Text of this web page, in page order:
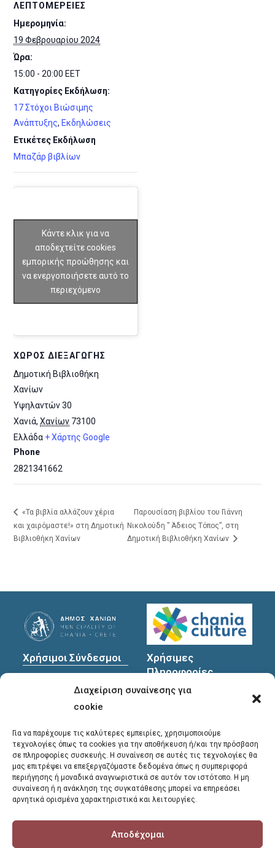
Διαχείριση συναίνεσης για
cookie
Για να παρέχουμε τις καλύτερες εμπειρίες, χρησιμοποιούμε
τεχνολογίες όπως τα cookies για την αποθήκευση ή/και την πρόσβαση
σε πληροφορίες συσκευής. Η συναίνεση σε αυτές τις τεχνολογίες θα
μας επιτρέψει να επεξεργαζόμαστε δεδομένα όπως η συμπεριφορά
περιήγησης ή μοναδικά αναγνωριστικά σε αυτόν τον ιστότοπο. Η μη
συναίνεση ή η ανάκληση της συγκατάθεσης μπορεί να επηρεάσει
αρνητικά ορισμένα χαρακτηριστικά και λειτουργίες.
Αποδέχομαι
ΛΕΠΤΟΜΈΡΕΙΕΣ
Ημερομηνία:
19 Φεβρουαρίου 2024
Ώρα:
15:00 - 20:00 EET
Κατηγορίες Εκδήλωση:
17 Στόχοι Βιώσιμης
Ανάπτυξης, Εκδηλώσεις
Ετικέτες Εκδήλωση
Μπαζάρ βιβλίων
ΧΏΡΟΣ ΔΙΕΞΑΓΩΓΉΣ
Δημοτική Βιβλιοθήκη
Χανίων
Υψηλαντών 30
Χανιά, Χανίων 73100
Ελλάδα + Χάρτης Google
Phone
2821341662
Κάντε κλικ για να
αποδεχτείτε cookies
εμπορικής προώθησης και
να ενεργοποιήσετε αυτό το
περιεχόμενο
«Τα βιβλία αλλάζουν χέρια
και χαιρόμαστε!» στη Δημοτική
Βιβλιοθήκη Χανίων
Παρουσίαση βιβλίου του Γιάννη
Νικολούδη ” Άδειος Τόπος”, στη
Δημοτική Βιβλιοθήκη Χανίων
Χρήσιμοι Σύνδεσμοι
Προσωπικών
Χρήσιμες
Πληροφορίες
Διεύθυνση
Χανιά, 731 35
Τηλέφωνα
επικοινωνίας:
28213 41661
28213
E-mail